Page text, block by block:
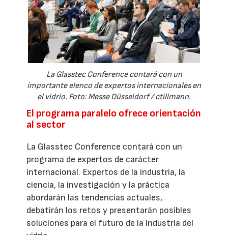
La Glasstec Conference contará con un
importante elenco de expertos internacionales en
el vidrio. Foto: Messe Düsseldorf / ctillmann.
El programa paralelo ofrece orientación
al sector
La Glasstec Conference contará con un
programa de expertos de carácter
internacional. Expertos de la industria, la
ciencia, la investigación y la práctica
abordarán las tendencias actuales,
debatirán los retos y presentarán posibles
soluciones para el futuro de la industria del